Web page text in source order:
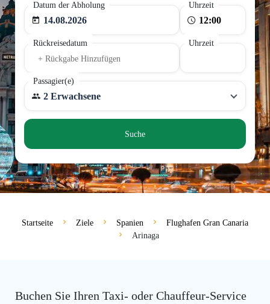
Datum der Abholung
14.08.2026
Uhrzeit
Rückreisedatum
+ Rückgabe Hinzufügen
Uhrzeit
Passagier(e)
2 Erwachsene
Suche
Startseite Ziele Spanien
Flughafen Gran Canaria
Arinaga
Buchen Sie Ihren Taxi- oder Chauffeur-Service